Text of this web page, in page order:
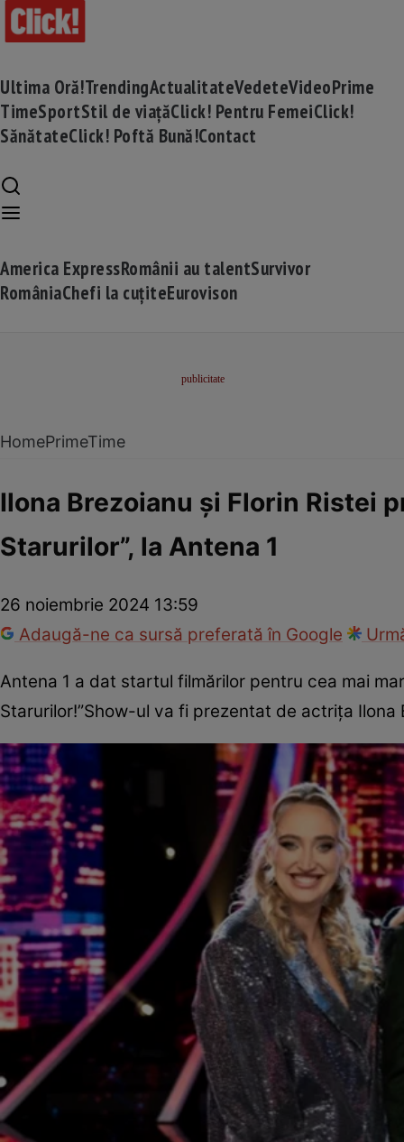
Ultima Oră!TrendingActualitateVedeteVideoPrime
TimeSportStil de viațăClick! Pentru FemeiClick!
SănătateClick! Poftă Bună!Contact
America ExpressRomânii au talentSurvivor
RomâniaChefi la cuțiteEurovison
HomePrimeTime
Ilona Brezoianu și Florin Ristei
Starurilor”, la Antena 1
26 noiembrie 2024 13:59
Adaugă-ne ca sursă preferată în Google
Antena 1 a dat startul filmărilor pentru cea mai
Starurilor!”Show-ul va fi prezentat de actrița Ilona